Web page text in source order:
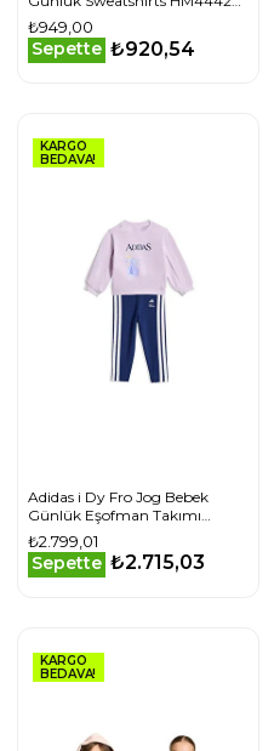
Pembe
₺949,00
Sepette ₺920,54
KARGO
BEDAVA!
Adidas i Dy Fro Jog Bebek
Günlük Eşofman Takımı
JZ3554 Mor
₺2.799,01
Sepette ₺2.715,03
KARGO
BEDAVA!